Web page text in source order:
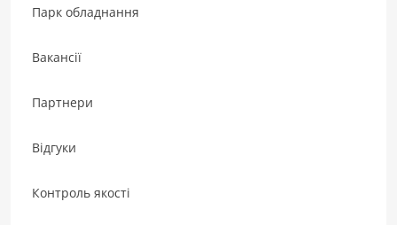
Парк обладнання
Вакансії
Партнери
Відгуки
Контроль якості